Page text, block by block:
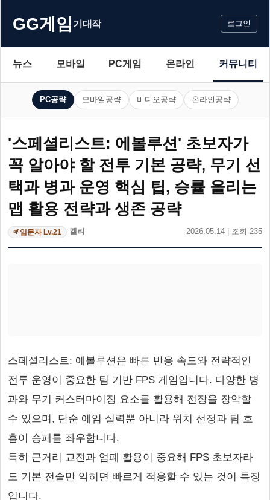
GG게임 기대작 로그인
뉴스 모바일 PC게임 온라인 커뮤니티
PC공략 모바일공략 비디오공략 온라인공략
'스페셜리스트: 에볼루션' 초보자가
꼭 알아야 할 전투 기본 공략, 무기 선
택과 병과 운영 핵심 팁, 승률 올리는
맵 활용 전략과 생존 공략
🌱입문자 Lv.21 켈리 2026.05.14 | 조회 235
스페셜리스트: 에볼루션은 빠른 반응 속도와 전략적인
전투 운영이 중요한 팀 기반 FPS 게임입니다. 다양한 병
과와 무기 커스터마이징 요소를 활용해 전장을 장악할
수 있으며, 단순 에임 실력뿐 아니라 위치 선정과 팀 호
흡이 승패를 좌우합니다.
특히 근거리 교전과 엄폐 활용이 중요해 FPS 초보자라
도 기본 전술만 익히면 빠르게 적응할 수 있는 것이 특징
입니다.